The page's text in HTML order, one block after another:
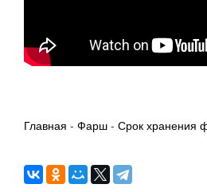
Главная - Фарш - Срок хранения